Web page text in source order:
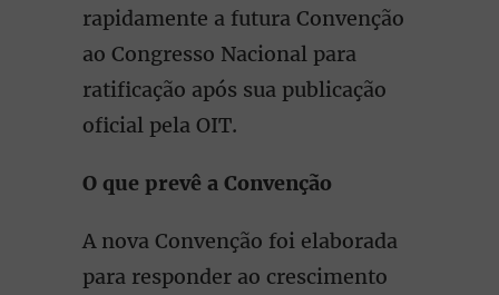
rapidamente a futura Convenção
ao Congresso Nacional para
ratificação após sua publicação
oficial pela OIT.
O que prevê a Convenção
A nova Convenção foi elaborada
para responder ao crescimento